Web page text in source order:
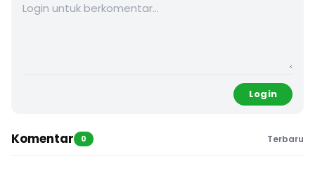
Login
Komentar 0 Terbaru